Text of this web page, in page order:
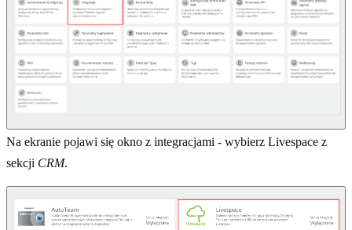
Na ekranie pojawi się okno z integracjami - wybierz Livespace z
sekcji CRM.